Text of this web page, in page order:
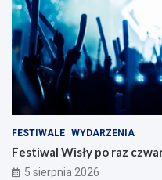
FESTIWALE WYDARZENIA
Festiwal Wisły po raz
5 sierpnia 2026